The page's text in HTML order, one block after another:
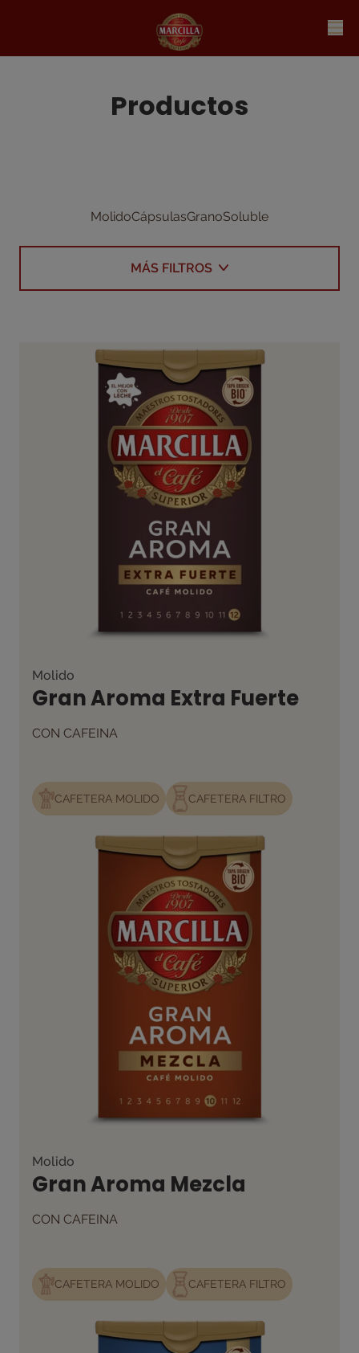
Productos
MolidoCápsulasGranoSoluble
MÁS FILTROS
Molido
Gran Aroma Extra Fuerte
CON CAFEINA
CAFETERA MOLIDO CAFETERA FILTRO
Molido
Gran Aroma Mezcla
CON CAFEINA
CAFETERA MOLIDO CAFETERA FILTRO